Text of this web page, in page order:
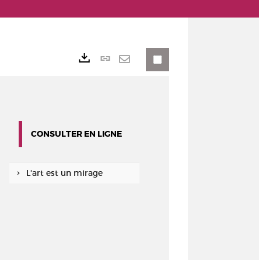
Lien
CONSULTER EN LIGNE
L'art est un mirage